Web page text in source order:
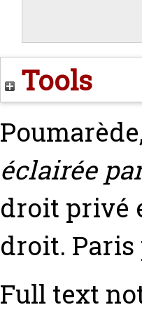
Tools
éclairée
droit privé
droit. Paris
Full text